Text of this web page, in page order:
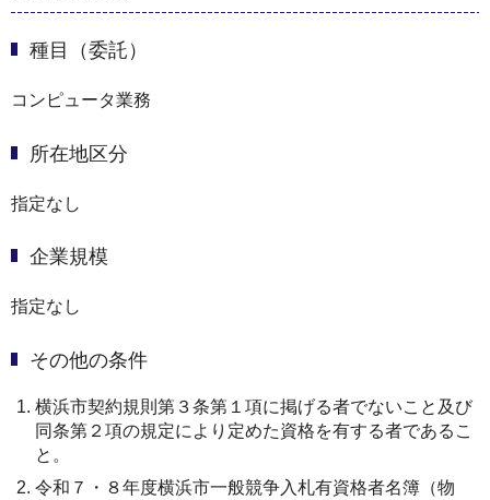
種目（委託）
コンピュータ業務
所在地区分
指定なし
企業規模
指定なし
その他の条件
横浜市契約規則第３条第１項に掲げる者でないこと及び
同条第２項の規定により定めた資格を有する者であるこ
と。
令和７・８年度横浜市一般競争入札有資格者名簿（物